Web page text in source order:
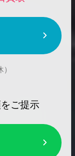
ご提示